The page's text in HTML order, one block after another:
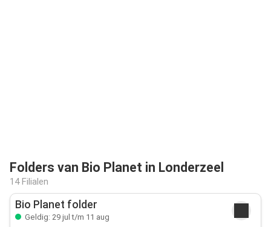
Folders van Bio Planet in Londerzeel
14 Filialen
Bio Planet folder
Geldig: 29 jul t/m 11 aug